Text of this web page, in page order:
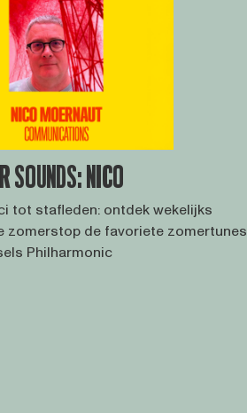
SOUNDS: NICO
tot stafleden: ontdek wekelijks
zomerstop de favoriete zomertunes
Philharmonic